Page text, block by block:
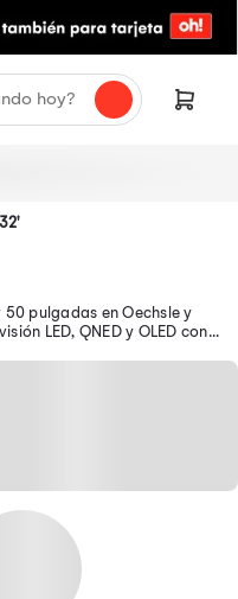
32'
pulgadas en Oechsle y
LED, QNED y OLED con